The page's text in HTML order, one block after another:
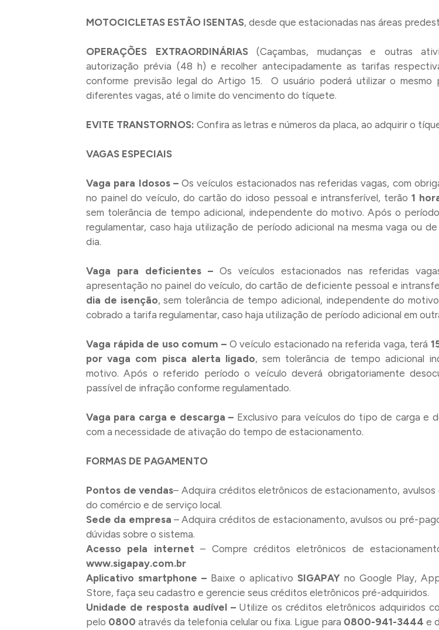
MOTOCICLETAS ESTÃO ISENTAS, desde que estacionadas nas áreas
OPERAÇÕES EXTRAORDINÁRIAS(Caçambas, mudanças e outras
autorização prévia (48 h) e recolher antecipadamente as tarifas
conforme previsão legal do Artigo 15. O usuário poderá utilizar o mesmo
diferentes vagas, até o limite do vencimento do tíquete.
EVITE TRANSTORNOS: Confira as letras e números da placa, ao adquirir o
VAGAS ESPECIAIS
Vaga para Idosos –Os veículos estacionados nas referidas vagas, com
no painel do veículo, do cartão do idoso pessoal e intransferível, terão 1
sem tolerância de tempo adicional, independente do motivo. Após o
regulamentar, caso haja utilização de período adicional na mesma vaga ou
dia.
Vaga para deficientes –Os veículos estacionados nas referidas
apresentação no painel do veículo, do cartão de deficiente pessoal e
dia de isenção, sem tolerância de tempo adicional, independente do
cobrado a tarifa regulamentar, caso haja utilização de período adicional em
Vaga rápida de uso comum – O veículo estacionado na referida vaga, terá
por vaga com pisca alerta ligado, sem tolerância de tempo adicional
motivo. Após o referido período o veículo deverá obrigatoriamente
passível de infração conforme regulamentado.
Vaga para carga e descarga – Exclusivo para veículos do tipo de carga e
com a necessidade de ativação do tempo de estacionamento.
FORMAS DE PAGAMENTO
Pontos de vendas– Adquira créditos eletrônicos de estacionamento,
do comércio e de serviço local.
Sede da empresa – Adquira créditos de estacionamento, avulsos ou pré-
dúvidas sobre o sistema.
Acesso pela internet – Compre créditos eletrônicos de
www.sigapay.com.br
Aplicativo smartphone – Baixe o aplicativoSIGAPAY no Google Play,
Store, faça seu cadastro e gerencie seus créditos eletrônicos pré-adquiridos.
Unidade de resposta audível – Utilize os créditos eletrônicos adquiridos
pelo 0800 através da telefonia celular ou fixa. Ligue para 0800-941-3444 e